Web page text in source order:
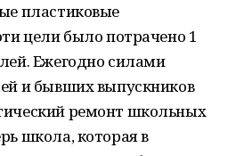
пластиковые
цели было потрачено 1
Ежегодно силами
и бывших выпускников
ремонт школьных
школа, которая в